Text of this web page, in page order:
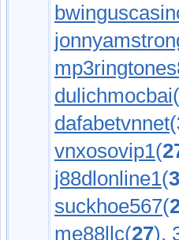
dulichmocbai(
dafabetvnnet(
vnxosovip1(
j88dlonline1(
suckhoe567(
me88llc(27),